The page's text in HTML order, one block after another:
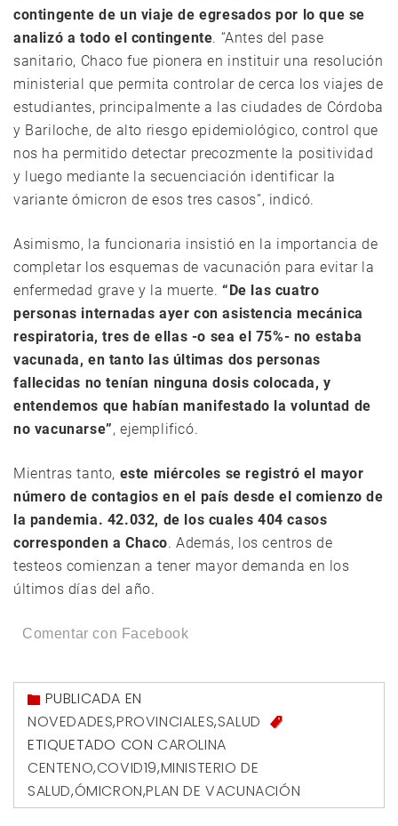
contingente de un viaje de egresados por lo que se
analizó a todo el contingente. “Antes del pase
sanitario, Chaco fue pionera en instituir una resolución
ministerial que permita controlar de cerca los viajes de
estudiantes, principalmente a las ciudades de Córdoba
y Bariloche, de alto riesgo epidemiológico, control que
nos ha permitido detectar precozmente la positividad
y luego mediante la secuenciación identificar la
variante ómicron de esos tres casos”, indicó.
Asimismo, la funcionaria insistió en la importancia de
completar los esquemas de vacunación para evitar la
enfermedad grave y la muerte.“De las cuatro
personas internadas ayer con asistencia mecánica
respiratoria, tres de ellas -o sea el 75%- no estaba
vacunada, en tanto las últimas dos personas
fallecidas no tenían ninguna dosis colocada, y
entendemos que habían manifestado la voluntad de
no vacunarse”, ejemplificó.
Mientras tanto, este miércoles se registró el mayor
número de contagios en el país desde el comienzo de
la pandemia. 42.032, de los cuales 404 casos
corresponden a Chaco. Además, los centros de
testeos comienzan a tener mayor demanda en los
últimos días del año.
Comentar con Facebook
PUBLICADA EN
NOVEDADES,PROVINCIALES,SALUD
ETIQUETADO CON CAROLINA
CENTENO,COVID19,MINISTERIO DE
SALUD,ÓMICRON,PLAN DE VACUNACIÓN